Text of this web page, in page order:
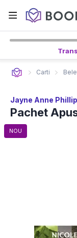
Carti
Jayne Anne
Pachet
NOU